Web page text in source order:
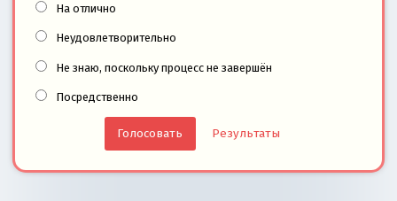
На отлично
Неудовлетворительно
Не знаю, поскольку процесс не завершён
Посредственно
Результаты